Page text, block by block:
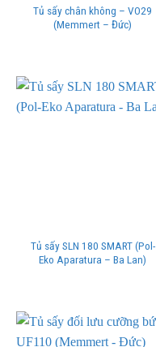
Tủ sấy chân không – VO29
(Memmert – Đức)
Tủ sấy SLN 180 SMART (Pol-
Eko Aparatura – Ba Lan)